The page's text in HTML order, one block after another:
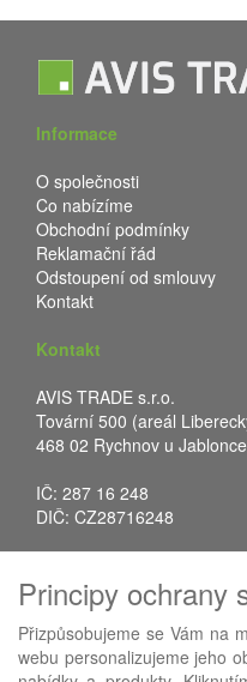
Informace
O společnosti
Co nabízíme
Obchodní podmínky
Reklamační řád
Odstoupení od smlouvy
Kontakt
Kontakt
AVIS TRADE s.r.o.
Tovární 500 (areál
468 02 Rychnov u
IČ: 287 16 248
DIČ: CZ28716248
Fax: +420 483 034 590
E-mail:info@avistrade.cz
Web:www.avistrade.cz
Principy ochrany
Přizpůsobujeme se Vám na
webu personalizujeme jeho